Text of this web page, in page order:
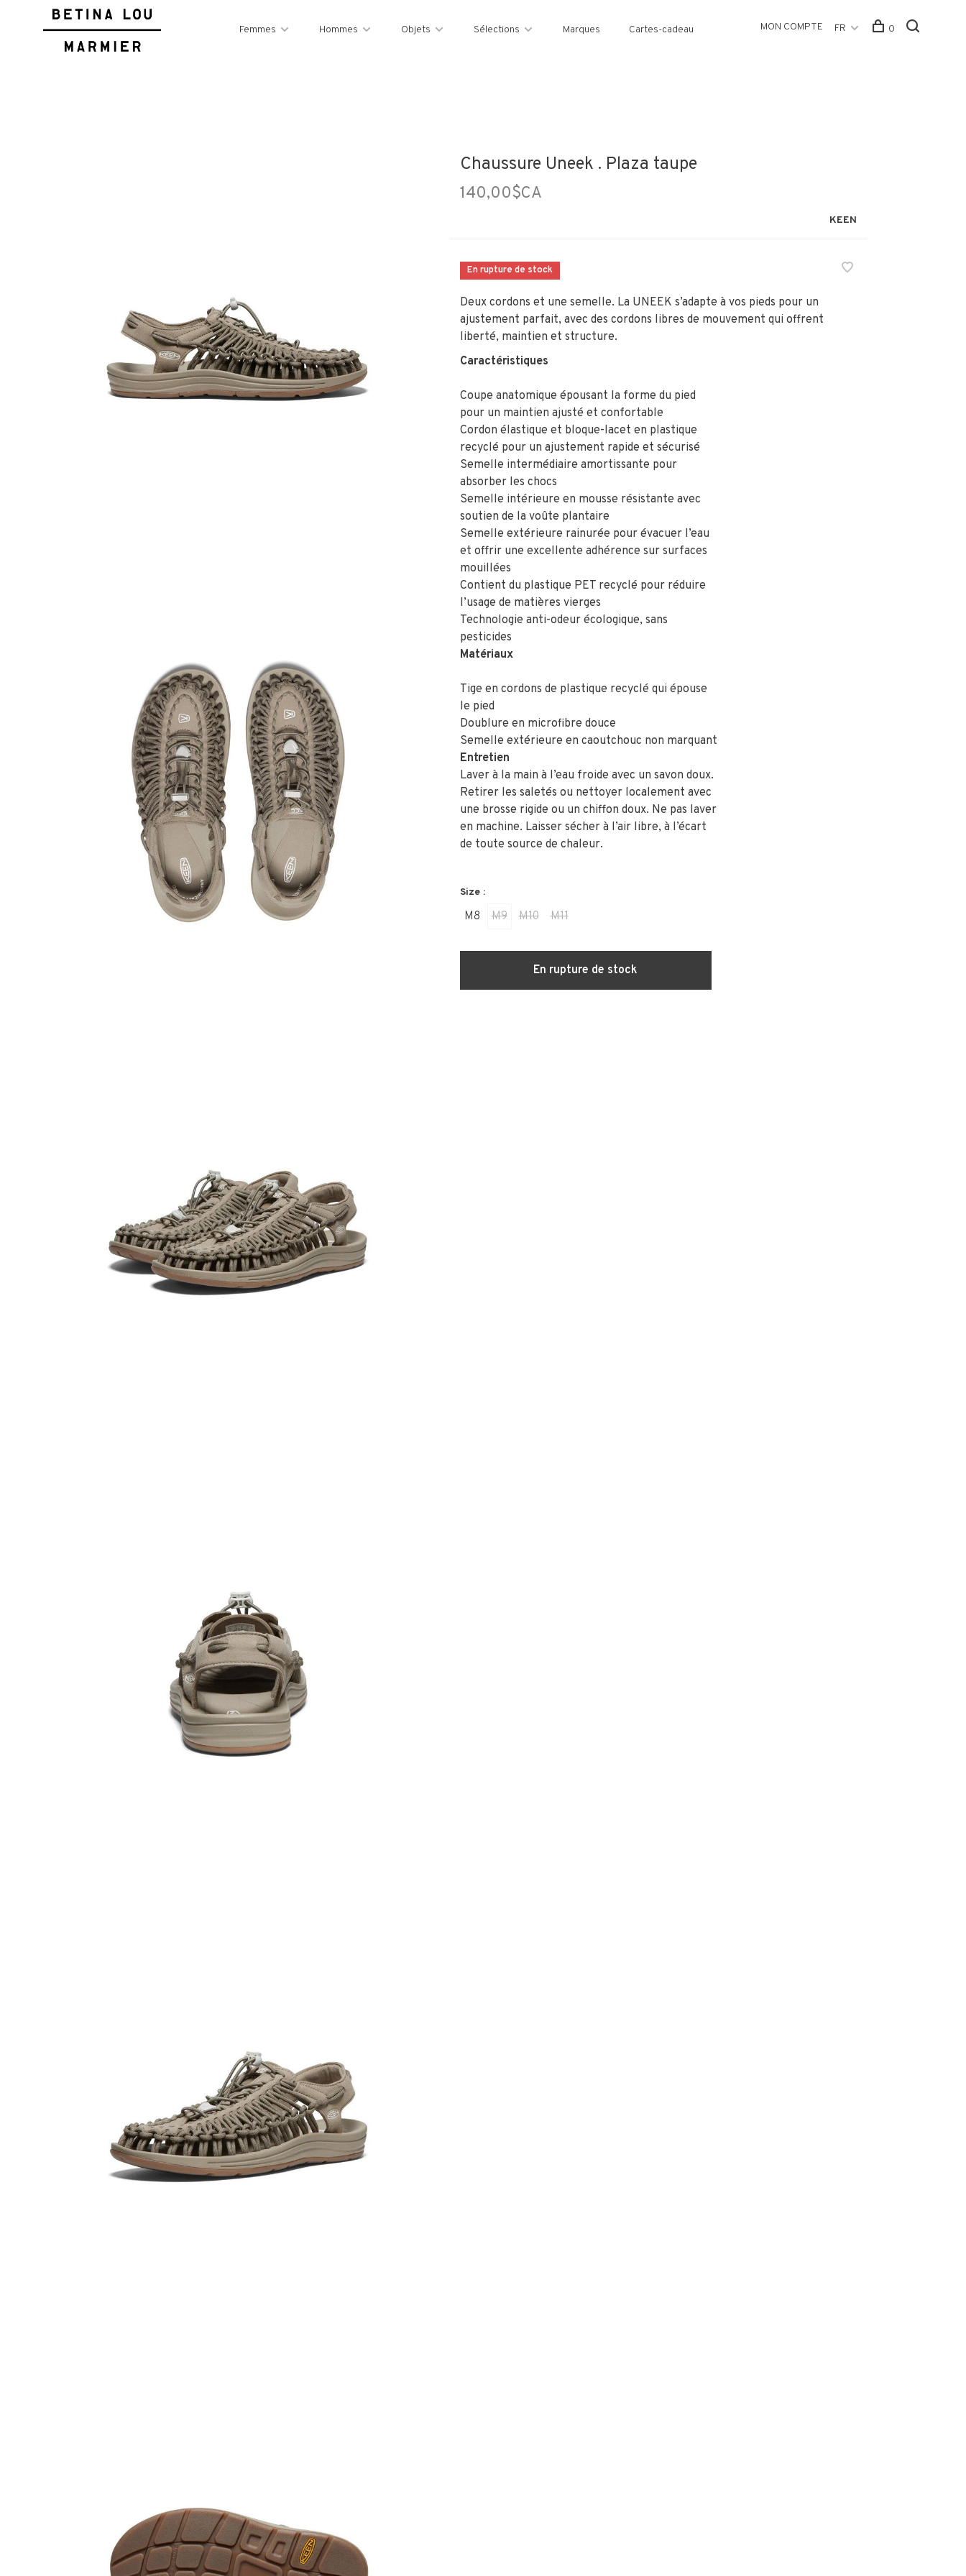
Femmes Hommes Objets Sélections Marques Cartes-cadeau MON COMPTE FR 0
Chaussure Uneek . Plaza taupe
140,00$CA
KEEN
En rupture de stock
Deux cordons et une semelle. La UNEEK s’adapte à vos pieds pour un
ajustement parfait, avec des cordons libres de mouvement qui offrent
liberté, maintien et structure.
Caractéristiques
Coupe anatomique épousant la forme du pied
pour un maintien ajusté et confortable
Cordon élastique et bloque-lacet en plastique
recyclé pour un ajustement rapide et sécurisé
Semelle intermédiaire amortissante pour
absorber les chocs
Semelle intérieure en mousse résistante avec
soutien de la voûte plantaire
Semelle extérieure rainurée pour évacuer l’eau
et offrir une excellente adhérence sur surfaces
mouillées
Contient du plastique PET recyclé pour réduire
l’usage de matières vierges
Technologie anti-odeur écologique, sans
pesticides
Matériaux
Tige en cordons de plastique recyclé qui épouse
le pied
Doublure en microfibre douce
Semelle extérieure en caoutchouc non marquant
Entretien
Laver à la main à l’eau froide avec un savon doux.
Retirer les saletés ou nettoyer localement avec
une brosse rigide ou un chiffon doux. Ne pas laver
en machine. Laisser sécher à l’air libre, à l’écart
de toute source de chaleur.
Size :
M8 M9 M10 M11
En rupture de stock